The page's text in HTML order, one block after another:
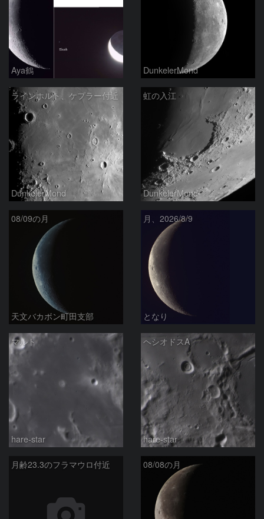
Aya鶴 DunkelerMond
ラインホルト、ケプラー付近
DunkelerMond
虹の入江
DunkelerMond
08/09の月
天文バカボン町田支部
月、2026/8/9
となり
マルト
hare-star
ヘシオドスA
hare-star
月齢23.3のフラマウロ付近 08/08の月